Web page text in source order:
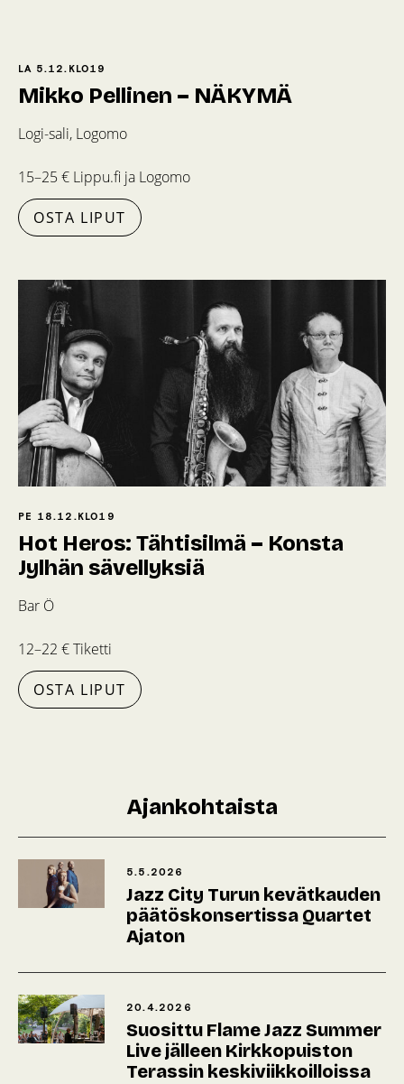
LA 5.12. KLO19
Mikko Pellinen – NÄKYMÄ
Logi-sali, Logomo
15–25 € Lippu.fi ja Logomo
OSTA LIPUT
PE 18.12. KLO19
Hot Heros: Tähtisilmä – Konsta
Jylhän sävellyksiä
Bar Ö
12–22 € Tiketti
OSTA LIPUT
Ajankohtaista
5.5.2026
Jazz City Turun kevätkauden
päätöskonsertissa Quartet
Ajaton
20.4.2026
Suosittu Flame Jazz Summer
Live jälleen Kirkkopuiston
Terassin keskiviikkoilloissa